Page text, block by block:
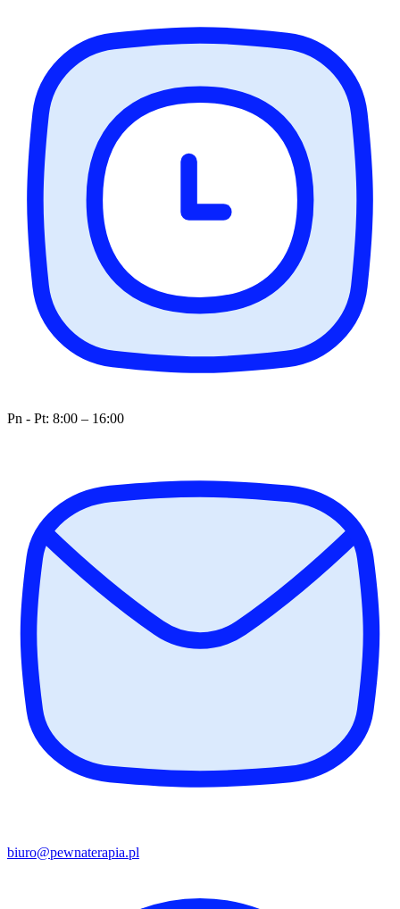
Pn - Pt: 8:00 – 16:00
biuro@pewnaterapia.pl